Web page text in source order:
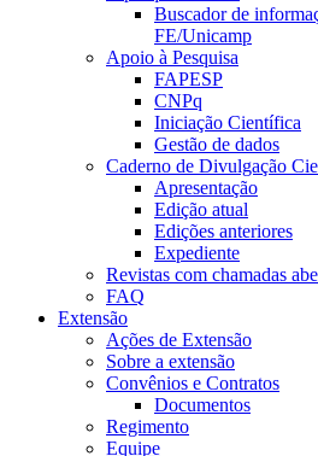
Buscador de
FE/Unicamp
Apoio à Pesquisa
FAPESP
CNPq
Iniciação Científica
Gestão de dados
Caderno de Divulgação
Apresentação
Edição atual
Edições anteriores
Expediente
Revistas com chamadas
FAQ
Extensão
Ações de Extensão
Sobre a extensão
Convênios e Contratos
Documentos
Regimento
Equipe